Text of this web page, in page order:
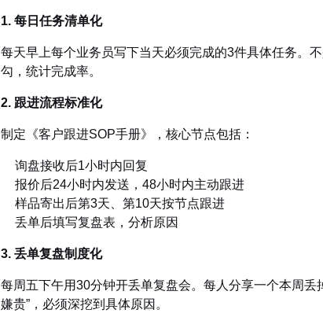
1. 每日任务清单化
每天早上每个业务员写下当天必须完成的3件具体任务。
勾，统计完成率。
2. 跟进流程标准化
制定《客户跟进SOP手册》，核心节点包括：
询盘接收后1小时内回复
报价后24小时内发送，48小时内主动跟进
样品寄出后第3天、第10天按节点跟进
丢单后填写复盘表，分析原因
3. 丢单复盘制度化
每周五下午用30分钟开丢单复盘会。每人分享一个本周
嫌贵”，必须深挖到具体原因。